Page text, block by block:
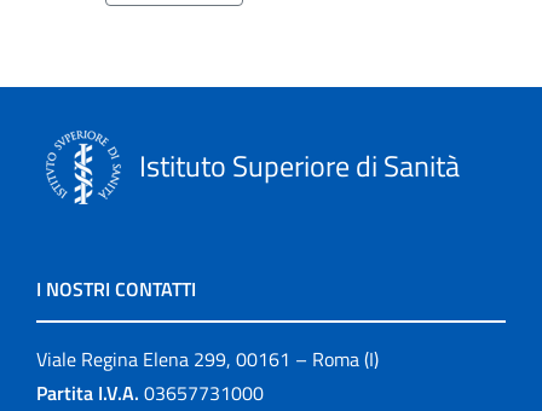
Istituto Superiore di Sanità
I NOSTRI CONTATTI
Viale Regina Elena 299, 00161 – Roma (I)
Partita I.V.A. 03657731000